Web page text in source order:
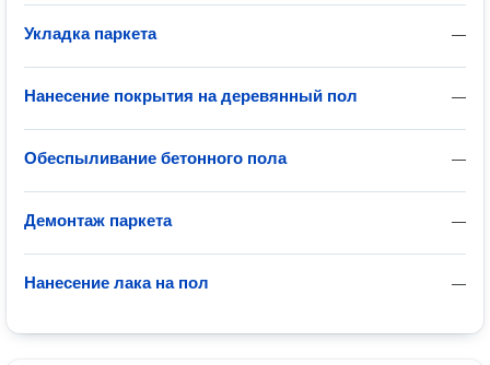
—
Укладка паркета
—
Нанесение покрытия на деревянный пол
—
Обеспыливание бетонного пола
—
Демонтаж паркета
—
Нанесение лака на пол